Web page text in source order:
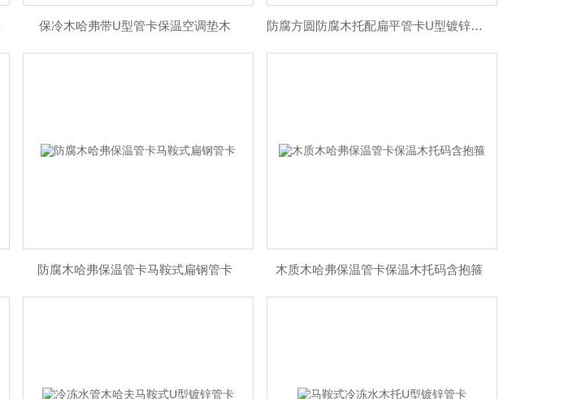
保冷木哈弗带U型管卡保温空调垫木 防腐方圆防腐木托配扁平管卡U型镀锌管卡
防腐木哈弗保温管卡马鞍式扁钢管卡 木质木哈弗保温管卡保温木托码含抱箍